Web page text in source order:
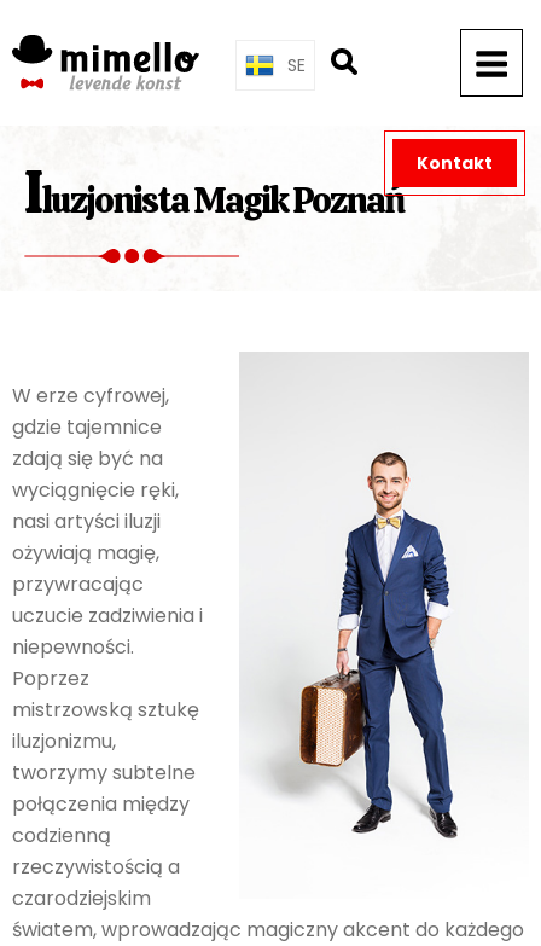
to
content
SE
Iluzjonista Magik Poznań
W erze cyfrowej,
gdzie tajemnice
zdają się być na
wyciągnięcie ręki,
nasi artyści iluzji
ożywiają magię,
przywracając
uczucie zadziwienia i
niepewności.
Poprzez
mistrzowską sztukę
iluzjonizmu,
tworzymy subtelne
połączenia między
codzienną
rzeczywistością a
czarodziejskim
światem, wprowadzając magiczny akcent do każdego
Kontakt